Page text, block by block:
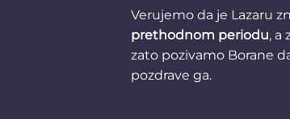
Verujemo da je Lazaru
prethodnom periodu, a
zato pozivamo Borane
pozdrave ga.